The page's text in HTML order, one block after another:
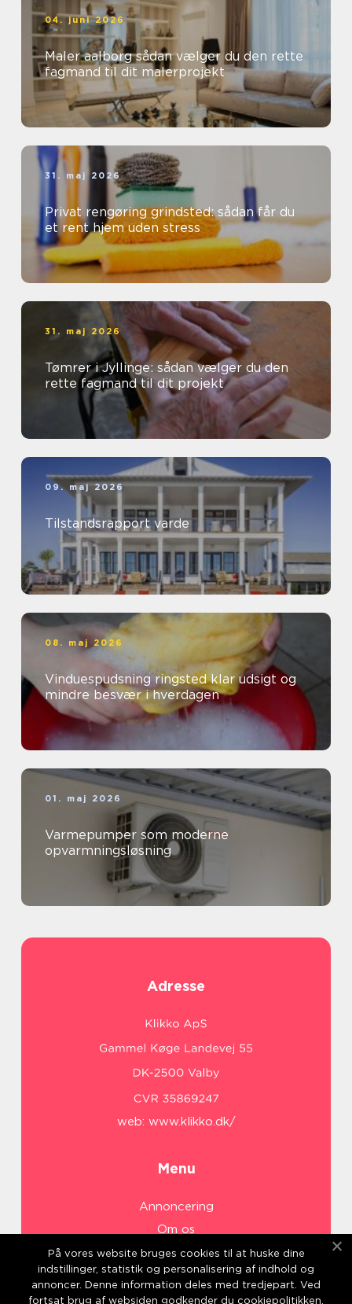
04. juni 2026
Maler aalborg sådan vælger du den rette
fagmand til dit malerprojekt
31. maj 2026
Privat rengøring grindsted: sådan får du
et rent hjem uden stress
31. maj 2026
Tømrer i Jyllinge: sådan vælger du den
rette fagmand til dit projekt
09. maj 2026
Tilstandsrapport varde
08. maj 2026
Vinduespudsning ringsted klar udsigt og
mindre besvær i hverdagen
01. maj 2026
Varmepumper som moderne
opvarmningsløsning
Adresse
web: www.klikko.dk/
Menu
Annoncering
Om os
Cookies
Kontakt os
Sitemap
På vores website bruges cookies til at huske dine
indstillinger, statistik og personalisering af indhold og
annoncer. Denne information deles med tredjepart. Ved
fortsat brug af websiden godkender du cookiepolitikken.